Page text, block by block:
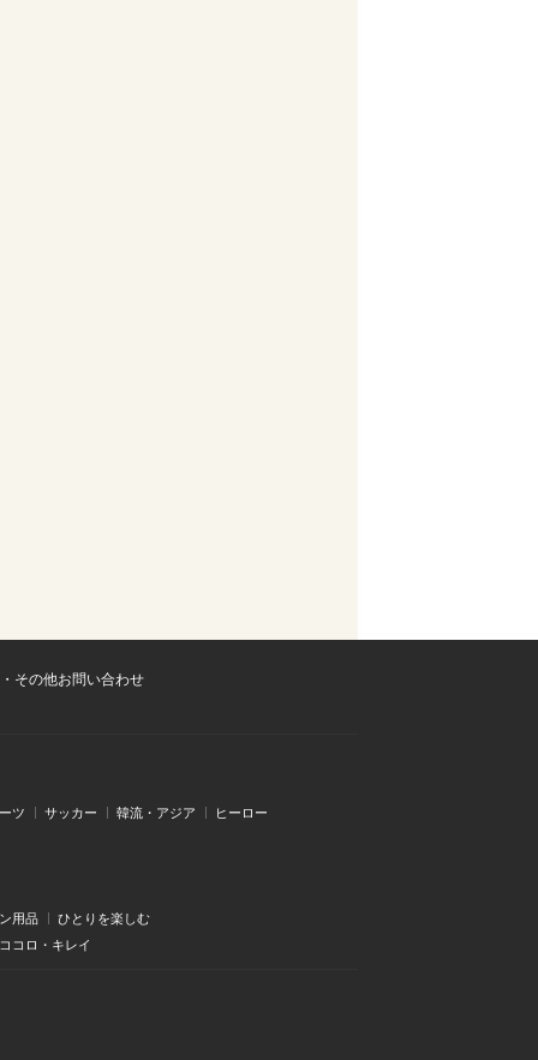
その他お問い合わせ
ツ サッカー 韓流・アジア ヒーロー
用品
ひとりを楽しむ
コロ・キレイ